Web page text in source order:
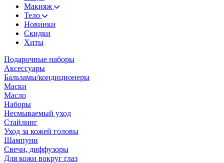
Макияж
Тело
Новинки
Скидки
Хиты
Подарочные наборы
Аксессуары
Бальзамы/кондиционеры
Маски
Масло
Наборы
Несмываемый уход
Стайлинг
Уход за кожей головы
Шампуни
Свечи, диффузоры
Для кожи вокруг глаз